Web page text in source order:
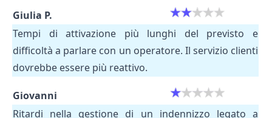
Giulia P.
Tempi di attivazione più lunghi del previsto e
difficoltà a parlare con un operatore. Il servizio clienti
dovrebbe essere più reattivo.
Giovanni
Ritardi nella gestione di un indennizzo legato a